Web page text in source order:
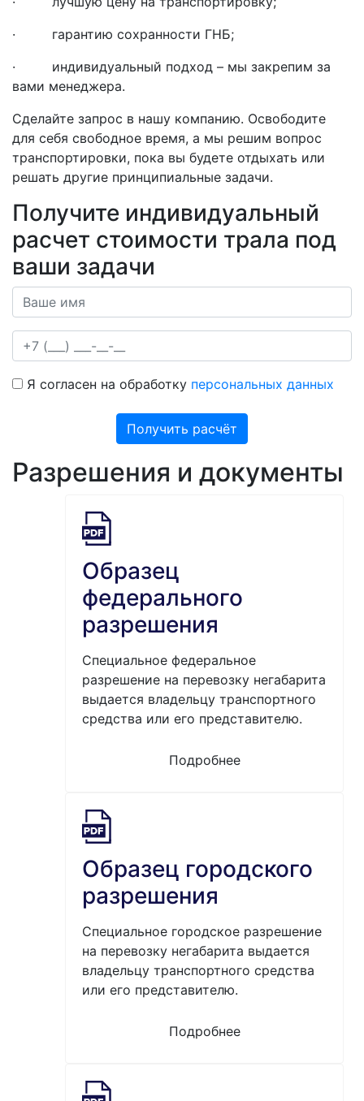
· гарантию сохранности ГНБ;
· индивидуальный подход – мы закрепим за
вами менеджера.
Сделайте запрос в нашу компанию. Освободите
для себя свободное время, а мы решим вопрос
транспортировки, пока вы будете отдыхать или
решать другие принципиальные задачи.
Получите индивидуальный
расчет стоимости трала под
ваши задачи
Я согласен на обработку персональных данных
Получить расчёт
Разрешения и документы
Образец
федерального
разрешения
Специальное федеральное
разрешение на перевозку негабарита
выдается владельцу транспортного
средства или его представителю.
Подробнее
Образец городского
разрешения
Специальное городское разрешение
на перевозку негабарита выдается
владельцу транспортного средства
или его представителю.
Подробнее